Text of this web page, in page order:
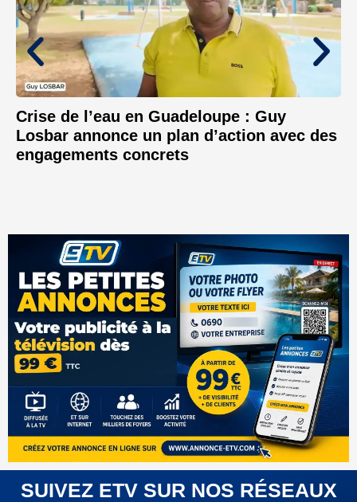
Crise de l’eau en Guadeloupe : Guy
Losbar annonce un plan d’action avec des
engagements concrets
SUIVEZ ETV SUR NOS RÉSEAUX